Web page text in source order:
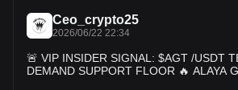
RSI (63.8): Healthy momentum without
(32.1): Clearly showing trend strength
88.4/100 💡 Trade Levels: • 🟢 Entry: $0.024699 • 🎯 TP1:
$0.026551 (+7.5%) • 🎯 TP2: $0.028163
Ceo_crypto25
2026/06/22 22:34
🚨 VIP INSIDER SIGNAL: $AGT /USDT
DEMAND SUPPORT FLOOR 🔥 ALAYA GOVERNANCE